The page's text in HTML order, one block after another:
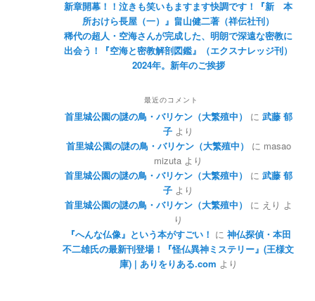
新章開幕！！泣きも笑いもますます快調です！『新 本
所おけら長屋（一）』畠山健二著（祥伝社刊）
稀代の超人・空海さんが完成した、明朗で深遠な密教に
出会う！『空海と密教解剖図鑑』（エクスナレッジ刊）
2024年。新年のご挨拶
最近のコメント
首里城公園の謎の鳥・バリケン（大繁殖中） に 武藤 郁
子 より
首里城公園の謎の鳥・バリケン（大繁殖中）
に masao
mizuta より
首里城公園の謎の鳥・バリケン（大繁殖中）
に 武藤 郁
子 より
首里城公園の謎の鳥・バリケン（大繁殖中）
に えり よ
り
『へんな仏像』という本がすごい！ に 神仏探偵・本田
不二雄氏の最新刊登場！『怪仏異神ミステリー』(王様文
庫) | ありをりある.com より